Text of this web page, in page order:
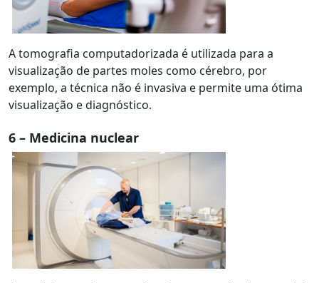
A tomografia computadorizada é utilizada para a
visualização de partes moles como cérebro, por
exemplo, a técnica não é invasiva e permite uma ótima
visualização e diagnóstico.
6 – Medicina nuclear